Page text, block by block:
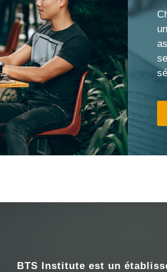
BTS Institute est un